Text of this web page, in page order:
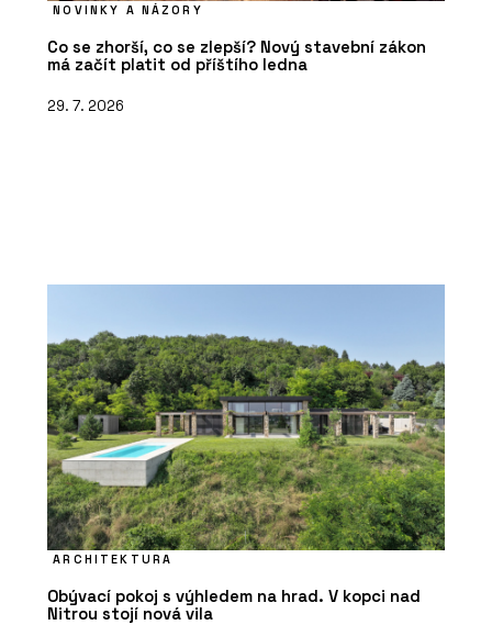
NOVINKY A NÁZORY
Co se zhorší, co se zlepší? Nový stavební zákon
má začít platit od příštího ledna
29. 7. 2026
ARCHITEKTURA
Obývací pokoj s výhledem na hrad. V kopci nad
Nitrou stojí nová vila